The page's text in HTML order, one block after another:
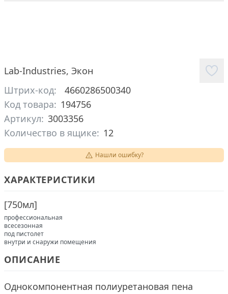
Lab-Industries, Экон
Штрих-код:
4660286500340
Код товара: 194756
Артикул: 3003356
Количество в ящике: 12
Нашли ошибку?
ХАРАКТЕРИСТИКИ
[750мл]
профессиональная
всесезонная
под пистолет
внутри и снаружи помещения
ОПИСАНИЕ
Однокомпонентная полиуретановая пена